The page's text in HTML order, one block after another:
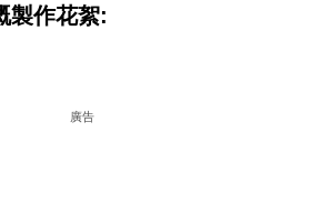
製作花絮:
廣告